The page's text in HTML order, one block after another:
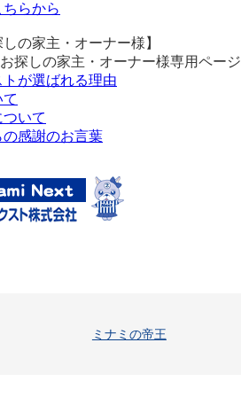
らから
の家主・オーナー様】
探しの家主・オーナー様専用ページ
トが選ばれる理由
て
ついて
の感謝のお言葉
ミナミの帝王